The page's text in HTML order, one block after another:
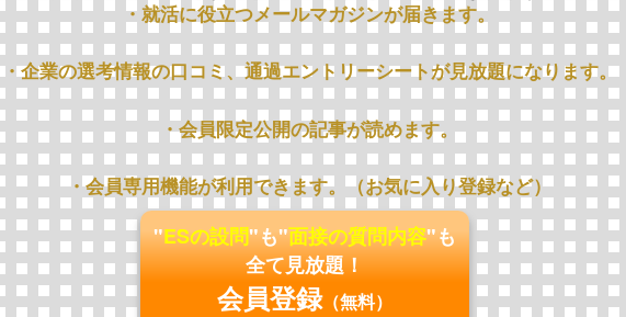
・就活に役立つメールマガジンが届きます。
・企業の選考情報の口コミ、通過エントリーシートが見放題になります。
・会員限定公開の記事が読めます。
・会員専用機能が利用できます。（お気に入り登録など）
"ESの設問"も"面接の質問内容"も
全て見放題！
会員登録（無料）